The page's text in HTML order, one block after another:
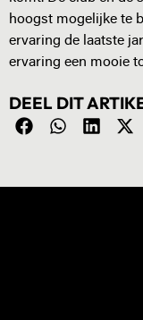
hoogst mogelijke te
ervaring de laatste
ervaring een mooie
DEEL DIT